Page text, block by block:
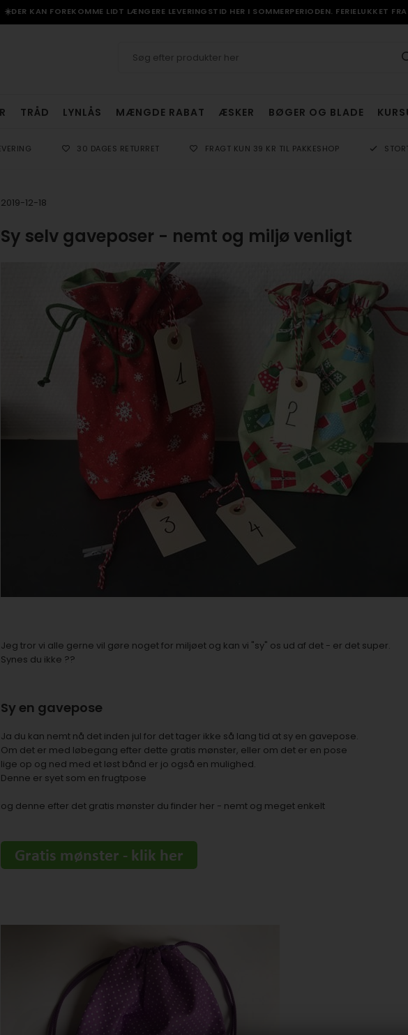
☀️DER KAN FOREKOMME LIDT LÆNGERE LEVERINGSTID HER I SOMMERPERIODEN. FERIELUKKET
TRÅD LYNLÅS MÆNGDE RABAT ÆSKER BØGER OG BLADE
30 DAGES RETURRET FRAGT KUN 39 KR TIL PAKKESHOP
2019-12-18
Sy selv gaveposer - nemt og miljø venligt
Jeg tror vi alle gerne vil gøre noget for miljøet og kan vi "sy" os ud af det - er det super.
Synes du ikke ??
Sy en gavepose
Ja du kan nemt nå det inden jul for det tager ikke så lang tid at sy en gavepose.
Om det er med løbegang efter dette gratis mønster, eller om det er en pose
lige op og ned med et løst bånd er jo også en mulighed.
Denne er syet som en frugtpose
og denne efter det gratis mønster du finder her - nemt og meget enkelt